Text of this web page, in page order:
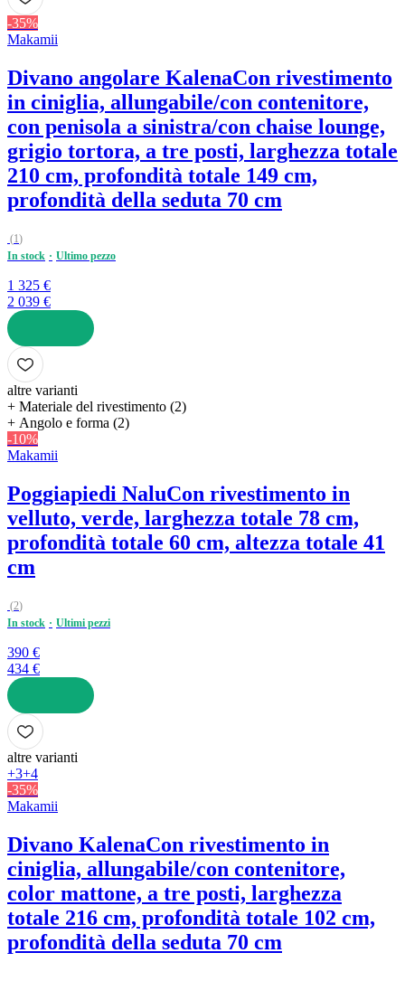
-35%
Makamii
Divano angolare KalenaCon rivestimento
in ciniglia, allungabile/con contenitore,
con penisola a sinistra/con chaise lounge,
grigio tortora, a tre posti, larghezza totale
210 cm, profondità totale 149 cm,
profondità della seduta 70 cm
(1)
In stock
Ultimo pezzo
1 325 €
2 039 €
AGGIUNGI
altre varianti
+ Materiale del rivestimento (2)
+ Angolo e forma (2)
-10%
Makamii
Poggiapiedi NaluCon rivestimento in
velluto, verde, larghezza totale 78 cm,
profondità totale 60 cm, altezza totale 41
cm
(2)
In stock
Ultimi pezzi
390 €
434 €
AGGIUNGI
altre varianti
+3+4
-35%
Makamii
Divano KalenaCon rivestimento in
ciniglia, allungabile/con contenitore,
color mattone, a tre posti, larghezza
totale 216 cm, profondità totale 102 cm,
profondità della seduta 70 cm